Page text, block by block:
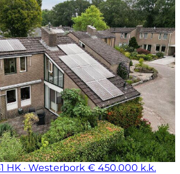
HK · Westerbork € 450.000 k.k.